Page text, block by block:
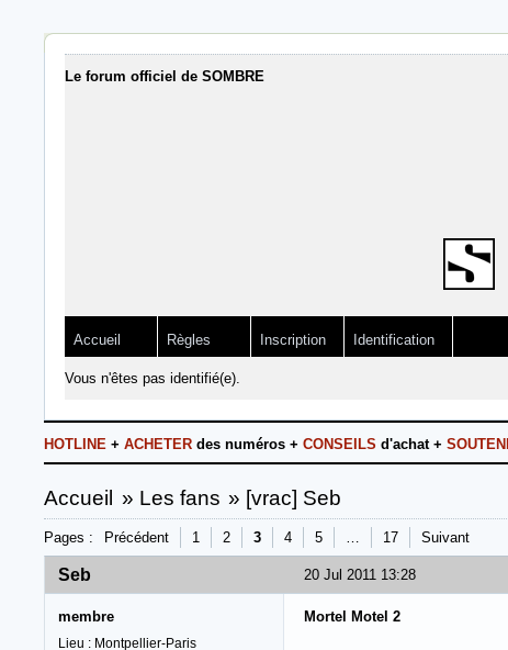
Le forum officiel de SOMBRE
Accueil Règles Inscription Identification
Vous n'êtes pas identifié(e).
HOTLINE + ACHETER des numéros + CONSEILS d'achat +
Accueil » Les fans » [vrac] Seb
Pages : Précédent 1 2 3 4 5 … 17 Suivant
20 Jul 2011 13:28
Seb
membre
Lieu : Montpellier-Paris
Mortel Motel 2